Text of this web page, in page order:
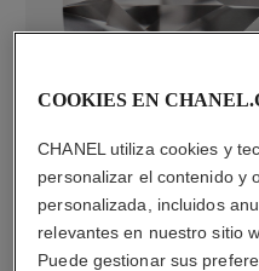
18 diamantes talla
Las características de
COOKIES EN
CHANEL utiliza cookies y
personalizar el contenido y
personalizada, incluidos
relevantes en nuestro sitio
Puede gestionar sus